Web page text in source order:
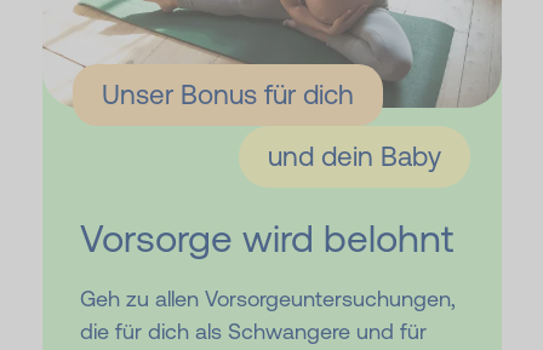
Unser Bonus für dich
und dein Baby
Vorsorge wird belohnt
Geh zu allen Vorsorgeuntersuchungen,
die für dich als Schwangere und für